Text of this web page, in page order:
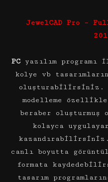
JewelCAD Pro –
PCyazılım programı
kolye vb
oluşturabilirsiniz.
modelleme
beraber oluşturmuş
kolayca
canlı boyutta
formata
tasarım